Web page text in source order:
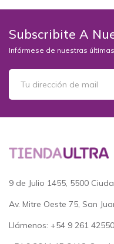
Subscribite A
Infórmese de nuestras
9 de Julio 1455, 5500
Av. Mitre Oeste 75, San
Llámenos: +54 9 261